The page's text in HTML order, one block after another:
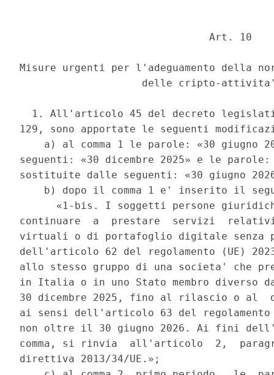
                               Art. 10
Misure urgenti per l'adeguamento della
delle cripto-
1. All'articolo 45 del decreto
129, sono apportate le seguenti
a) al comma 1 le parole: «30 giugno
seguenti: «30 dicembre 2025» e le
sostituite dalle seguenti: «30 giugno
b) dopo il comma 1 e' inserito il
«1-bis. I soggetti persone
continuare  a  prestare  servizi
virtuali o di portafoglio digitale senza
dell'articolo 62 del regolamento (UE)
allo stesso gruppo di una societa' che
in Italia o in uno Stato membro
30 dicembre 2025, fino al rilascio o al
ai sensi dell'articolo 63 del regolamento
non oltre il 30 giugno 2026. Ai fini
comma, si rinvia  all'articolo  2,
direttiva 2013/34/UE.»;